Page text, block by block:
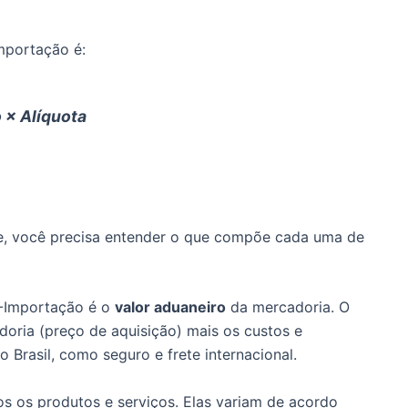
é:
× Alíquota
você precisa entender o que compõe cada uma de
é o valor aduaneiro da mercadoria. O
(preço de aquisição) mais os custos e
Brasil, como seguro e frete internacional.
os produtos e serviços. Elas variam de acordo